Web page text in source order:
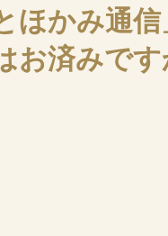
ほかみ通
お済みです